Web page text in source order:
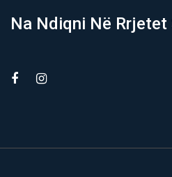
Na Ndiqni Në Rrjetet